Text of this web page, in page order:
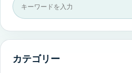
カテゴリー